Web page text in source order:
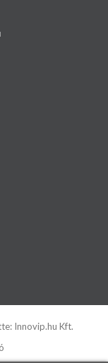
Innovip.hu Kft.